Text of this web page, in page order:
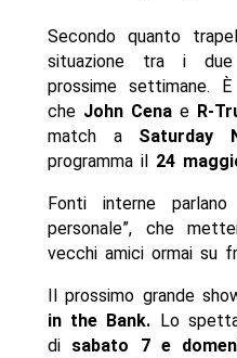
Secondo quanto
situazione tra i
prossime settimane.
che John Cenae R-
match a Saturday
programma il 24
Fonti interne
personale”, che
vecchi amici ormai su
Il prossimo grande
in the Bank. Lo
disabato 7 e